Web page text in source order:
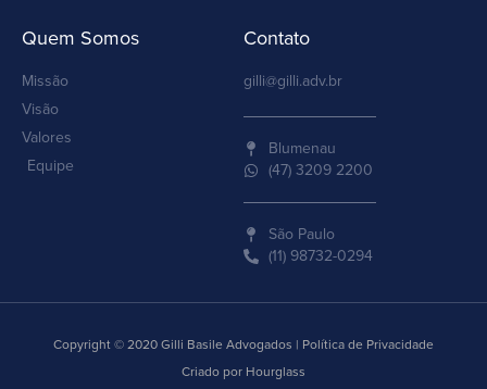
Quem Somos
Missão
Visão
Valores
Equipe
Contato
gilli@gilli.adv.br
Blumenau
(47) 3209 2200
São Paulo
(11) 98732-0294
Copyright © 2020 Gilli Basile Advogados | Política de Privacidade
Criado por Hourglass